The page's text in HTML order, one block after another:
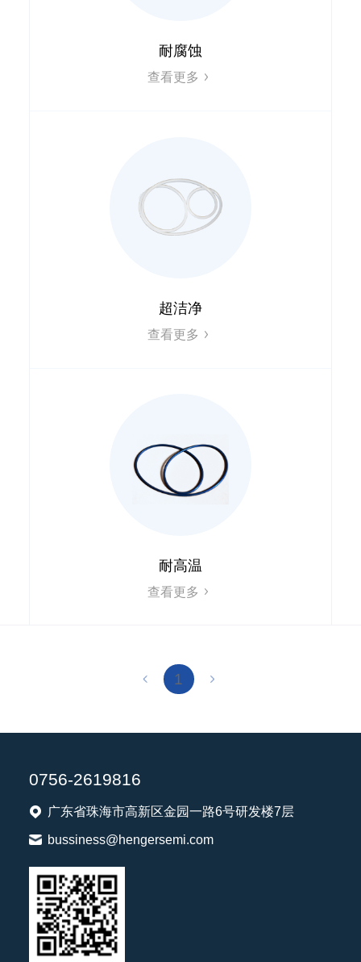
耐腐蚀
查看更多
超洁净
查看更多
耐高温
查看更多
1
0756-2619816
广东省珠海市高新区金园一路6号研发楼7层
bussiness@hengersemi.com